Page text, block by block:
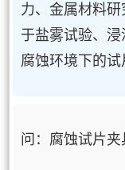
力、金属材料
于盐雾试验、
腐蚀环境下的试
问：腐蚀试片夹